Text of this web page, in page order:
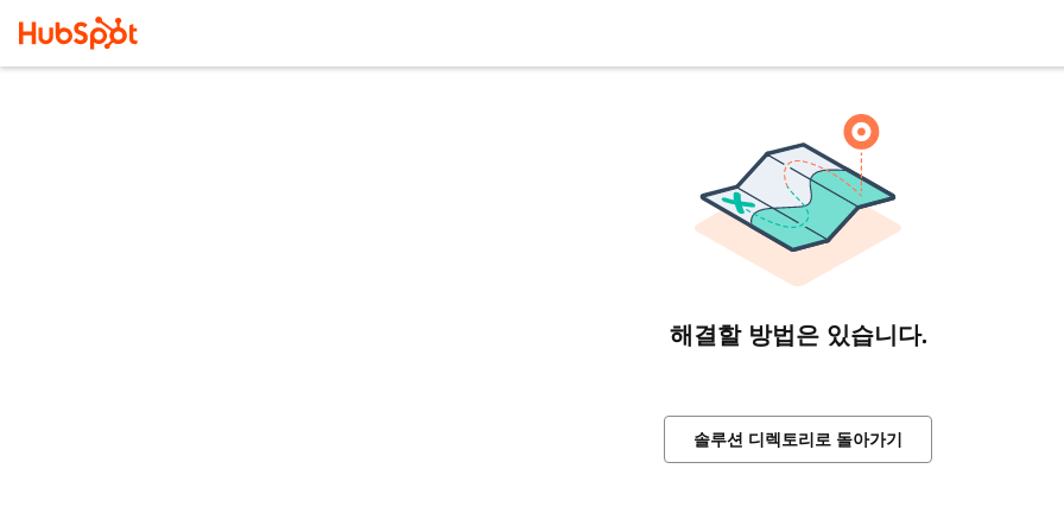
해결할 방법은 있습니다.
솔루션 디렉토리로 돌아가기